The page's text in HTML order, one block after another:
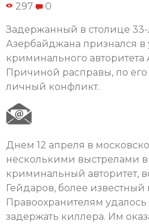
297 0
Задержанный в столице
Азербайджана признался в
криминального авторитета
Причиной расправы, по
личный конфликт.
Днем 12 апреля в
несколькими выстрелами
криминальный авторитет,
Гейдаров, более
Правоохранителям
задержать киллера. Им